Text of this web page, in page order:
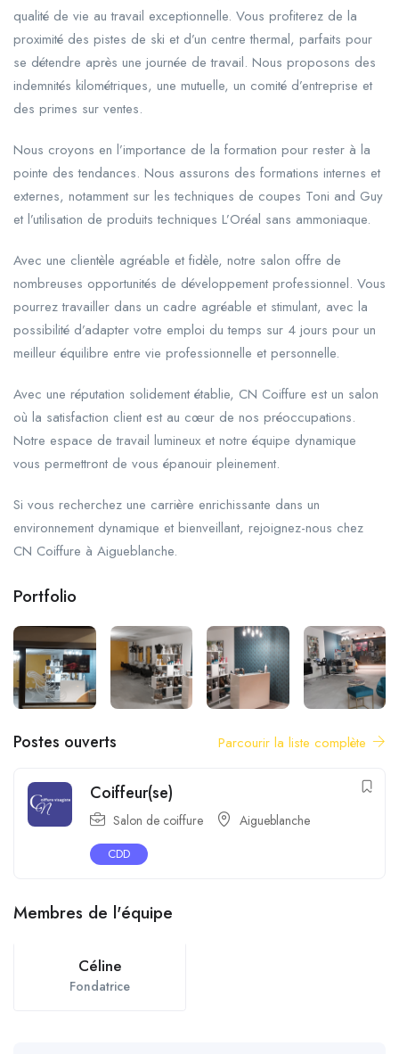
qualité de vie au travail exceptionnelle. Vous profiterez de la
proximité des pistes de ski et d’un centre thermal, parfaits pour
se détendre après une journée de travail. Nous proposons des
indemnités kilométriques, une mutuelle, un comité d’entreprise et
des primes sur ventes.
Nous croyons en l’importance de la formation pour rester à la
pointe des tendances. Nous assurons des formations internes et
externes, notamment sur les techniques de coupes Toni and Guy
et l’utilisation de produits techniques L’Oréal sans ammoniaque.
Avec une clientèle agréable et fidèle, notre salon offre de
nombreuses opportunités de développement professionnel. Vous
pourrez travailler dans un cadre agréable et stimulant, avec la
possibilité d’adapter votre emploi du temps sur 4 jours pour un
meilleur équilibre entre vie professionnelle et personnelle.
Avec une réputation solidement établie, CN Coiffure est un salon
où la satisfaction client est au cœur de nos préoccupations.
Notre espace de travail lumineux et notre équipe dynamique
vous permettront de vous épanouir pleinement.
Si vous recherchez une carrière enrichissante dans un
environnement dynamique et bienveillant, rejoignez-nous chez
CN Coiffure à Aigueblanche.
Portfolio
Postes ouverts Parcourir la liste complète
Coiffeur(se)
Salon de coiffure Aigueblanche
CDD
Membres de l'équipe
Céline
Fondatrice